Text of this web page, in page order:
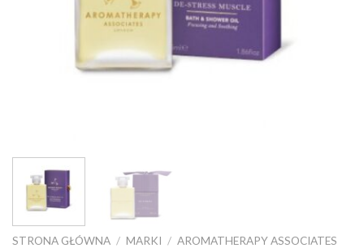
STRONA GŁÓWNA / MARKI / AROMATHERAPY ASSOCIATES